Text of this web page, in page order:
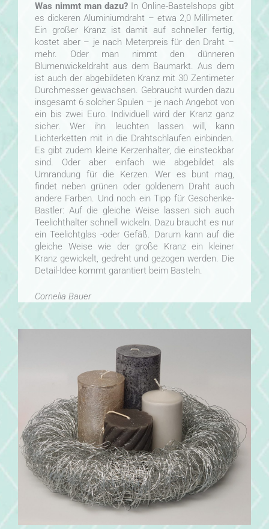
Was nimmt man dazu? In Online-Bastelshops gibt
es dickeren Aluminiumdraht – etwa 2,0 Millimeter.
Ein großer Kranz ist damit auf schneller fertig,
kostet aber – je nach Meterpreis für den Draht –
mehr. Oder man nimmt den dünneren
Blumenwickeldraht aus dem Baumarkt. Aus dem
ist auch der abgebildeten Kranz mit 30 Zentimeter
Durchmesser gewachsen. Gebraucht wurden dazu
insgesamt 6 solcher Spulen – je nach Angebot von
ein bis zwei Euro. Individuell wird der Kranz ganz
sicher. Wer ihn leuchten lassen will, kann
Lichterketten mit in die Drahtschlaufen einbinden.
Es gibt zudem kleine Kerzenhalter, die einsteckbar
sind. Oder aber einfach wie abgebildet als
Umrandung für die Kerzen. Wer es bunt mag,
findet neben grünen oder goldenem Draht auch
andere Farben. Und noch ein Tipp für Geschenke-
Bastler: Auf die gleiche Weise lassen sich auch
Teelichthalter schnell wickeln. Dazu braucht es nur
ein Teelichtglas -oder Gefäß. Darum kann auf die
gleiche Weise wie der große Kranz ein kleiner
Kranz gewickelt, gedreht und gezogen werden. Die
Detail-Idee kommt garantiert beim Basteln.
Cornelia Bauer